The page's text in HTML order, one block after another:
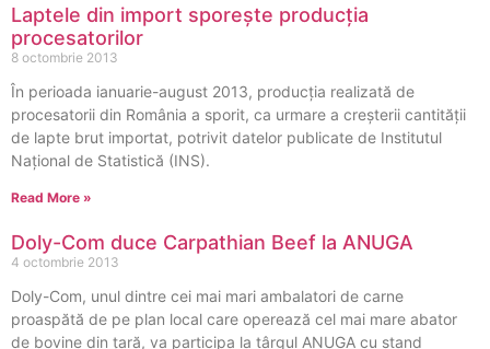
Laptele din import sporește producția
procesatorilor
8 octombrie 2013
În perioada ianuarie-august 2013, producția realizată de
procesatorii din România a sporit, ca urmare a creșterii cantității
de lapte brut importat, potrivit datelor publicate de Institutul
Național de Statistică (INS).
Read More »
Doly-Com duce Carpathian Beef la ANUGA
4 octombrie 2013
Doly-Com, unul dintre cei mai mari ambalatori de carne
proaspătă de pe plan local care operează cel mai mare abator
de bovine din ţară, va participa la târgul ANUGA cu stand